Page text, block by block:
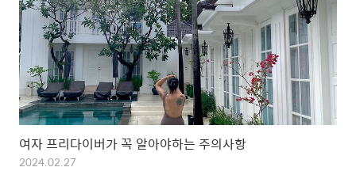
여자 프리다이버가 꼭 알아야하는 주의사항
2024.02.27